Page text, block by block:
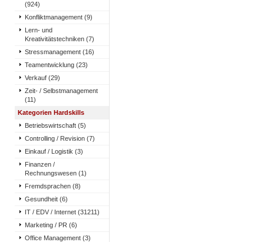
(924)
Konfliktmanagement (9)
Lern- und
Kreativitätstechniken (7)
Stressmanagement (16)
Teamentwicklung (23)
Verkauf (29)
Zeit- / Selbstmanagement
(11)
Kategorien Hardskills
Betriebswirtschaft (5)
Controlling / Revision (7)
Einkauf / Logistik (3)
Finanzen /
Rechnungswesen (1)
Fremdsprachen (8)
Gesundheit (6)
IT / EDV / Internet (31211)
Marketing / PR (6)
Office Management (3)